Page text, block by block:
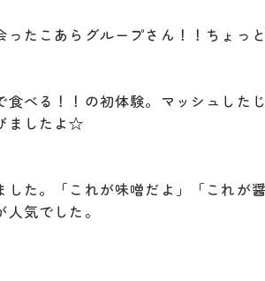
たこあらグループさん！！ちょっ
べる！！の初体験。マッシュした
ましたよ☆
た。「これが味噌だよ」「これが
気でした。